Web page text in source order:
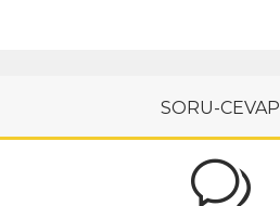
SORU-CEVAP